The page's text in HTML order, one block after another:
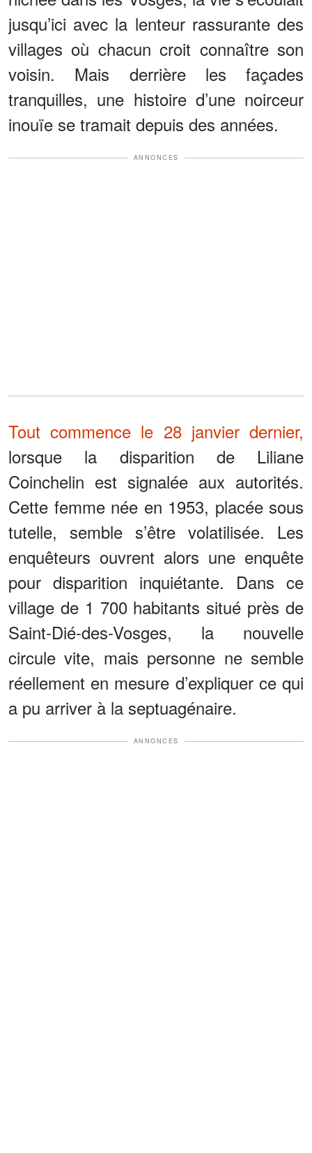
jusqu’ici avec la lenteur rassurante des
villages où chacun croit connaître son
voisin. Mais derrière les façades
tranquilles, une histoire d’une noirceur
inouïe se tramait depuis des années.
ANNONCES
Tout commence le 28 janvier dernier,
lorsque la disparition de Liliane
Coinchelin est signalée aux autorités.
Cette femme née en 1953, placée sous
tutelle, semble s’être volatilisée. Les
enquêteurs ouvrent alors une enquête
pour disparition inquiétante. Dans ce
village de 1 700 habitants situé près de
Saint-Dié-des-Vosges, la nouvelle
circule vite, mais personne ne semble
réellement en mesure d’expliquer ce qui
a pu arriver à la septuagénaire.
ANNONCES